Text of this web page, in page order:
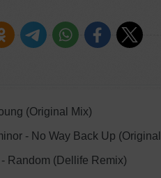
(Original Mix)
- No Way Back Up
Random (Dellife Remix)